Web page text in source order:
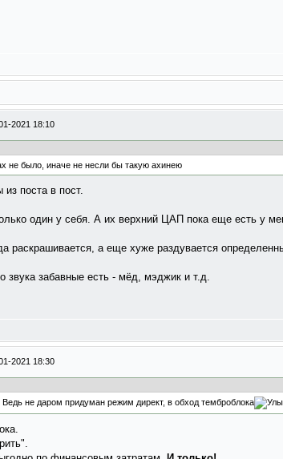
2021 18:10
не было, иначе не несли бы такую ахинею
поста в пост.
один у себя. А их верхний ЦАП пока еще есть у
раскрашивается, а еще хуже раздувается
звука забавные есть - мёд, мэджик и т.д.
2021 18:30
Ведь не даром придуман режим директ, в обход темброблока